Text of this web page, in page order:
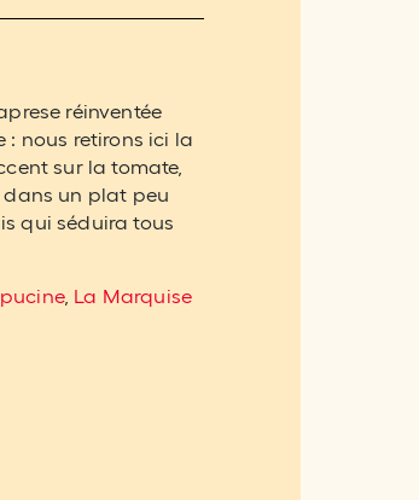
réinventée
nous retirons ici la
sur la tomate,
dans un plat peu
qui séduira tous
, La Marquise